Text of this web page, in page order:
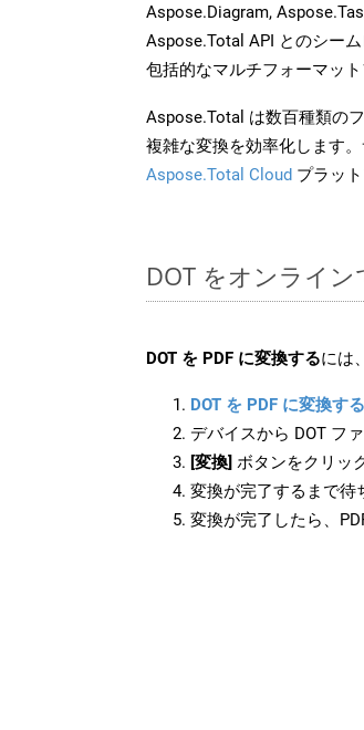
Aspose.Diagram,
Aspose.Total API とのシー
包括的なマルチフォーマッ
Aspose.Total は数百種類の
複雑な変換を効率化します
Aspose.Total Cloud プラッ
DOT をオンライ
DOT を PDF に変換するには
DOT を PDF に変換する
デバイスから DOT フ
[変換] ボタンをクリッ
変換が完了するまで待
変換が完了したら、